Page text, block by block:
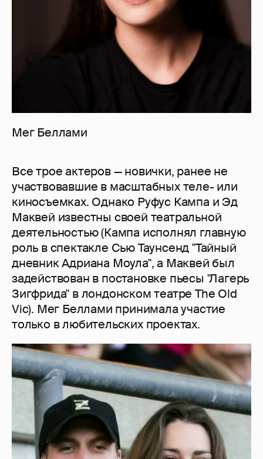
Мег Беллами
Все трое актеров — новички, ранее не
участвовавшие в масштабных теле- или
киносъемках. Однако Руфус Кампа и Эд
Маквей известны своей театральной
деятельностью (Кампа исполнял главную
роль в спектакле Сью Таунсенд "Тайный
дневник Адриана Моула", а Маквей был
задействован в постановке пьесы "Лагерь
Зигфрида" в лондонском театре The Old
Vic). Мег Беллами принимала участие
только в любительских проектах.